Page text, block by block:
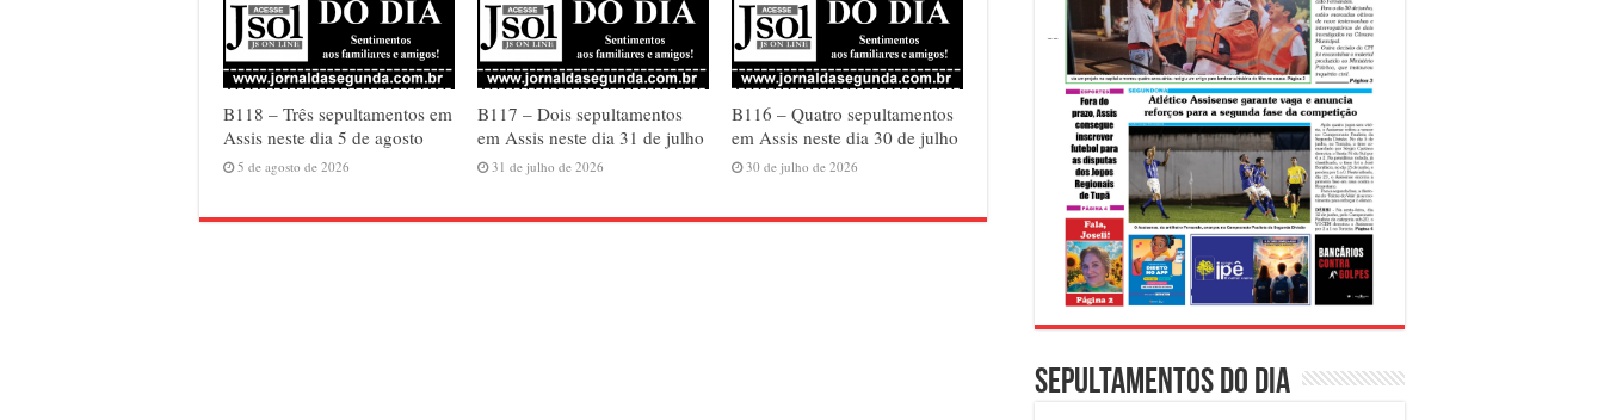
B118 – Três sepultamentos em
Assis neste dia 5 de agosto
5 de agosto de 2026
B117 – Dois sepultamentos
em Assis neste dia 31 de julho
31 de julho de 2026
B116 – Quatro sepultamentos
em Assis neste dia 30 de julho
30 de julho de 2026
Sepultamentos do dia